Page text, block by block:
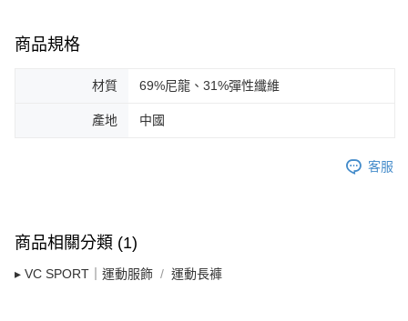
商品規格
材質 69%尼龍、31%彈性纖維
產地 中國
客服
商品相關分類 (1)
▸ VC SPORT｜運動服飾 運動長褲